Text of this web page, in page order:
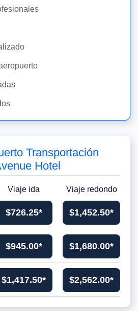
Transportación
Hotel
Viaje ida Viaje redondo
$726.25* $1,452.50*
$945.00* $1,680.00*
$1,417.50* $2,562.00*